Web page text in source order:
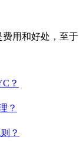
用和好处，至于
？
？
？